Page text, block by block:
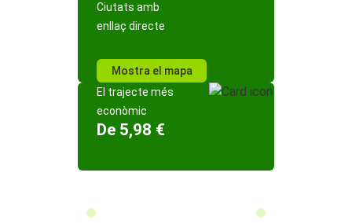
Ciutats amb
enllaç directe
Mostra el mapa
El trajecte més
econòmic
De 5,98 €